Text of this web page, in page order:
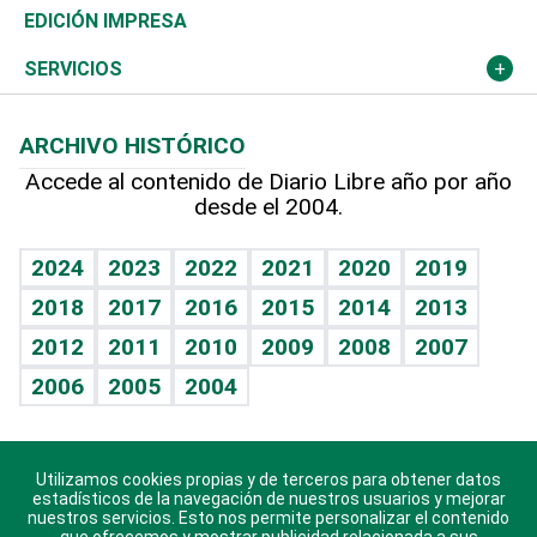
Caribe
Resto del mundo
Global y variable
Economía personal
Novedades
Podcast Arte Libre
Hablando con el pediatra
Vida y familia
Eñe
Celebrando la vida
Sin complejos
En pocas palabras
Escuchando al corazón
Olimpismo
Más deportes
Línea de hit
TBT Deportivo
Noticiero Poteleche
Columnistas
Más firmas
Martes de tecnología
Cambio climático
Deportes
Opinión
Hecho en casa
Guía del dinero
EDICIÓN IMPRESA
SERVICIOS
Cumpleaños
Horóscopos
Crucigramas
ARCHIVO HISTÓRICO
Accede al contenido de Diario Libre año por año
desde el 2004.
2024 2023 2022 2021 2020
2019
2018
2017 2016 2015 2014
2013
2012
2011 2010 2009 2008
2007
2006
2005 2004
Descarga nuestras aplicaciones para Android, iOS y
sistema Huawei.
Utilizamos cookies propias y de terceros para obtener datos
estadísticos de la navegación de nuestros usuarios y mejorar
nuestros servicios. Esto nos permite personalizar el contenido